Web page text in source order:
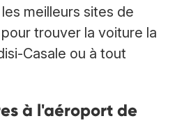
meilleurs sites de
trouver la voiture la
Casale ou à tout
à l'aéroport de